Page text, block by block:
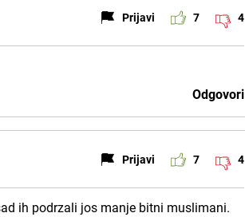
Prijavi 7 4
Odgovori
Prijavi 7 4
ih podrzali jos manje bitni muslimani.